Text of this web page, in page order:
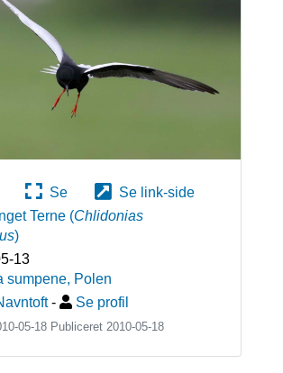
Se
Se link-side
Terne (Chlidonias
)
13
sumpene, Polen
- Se profil
05-18 Publiceret 2010-05-18